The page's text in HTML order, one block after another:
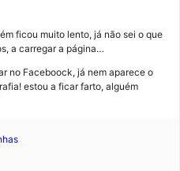
ficou muito lento, já não sei o que
a carregar a página…
no Faceboock, já nem aparece o
estou a ficar farto, alguém